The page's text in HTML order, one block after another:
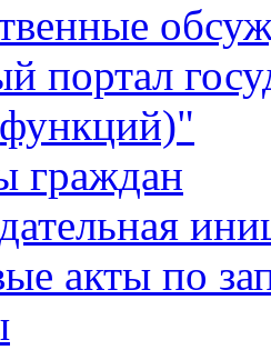
портал
граждан
акты по